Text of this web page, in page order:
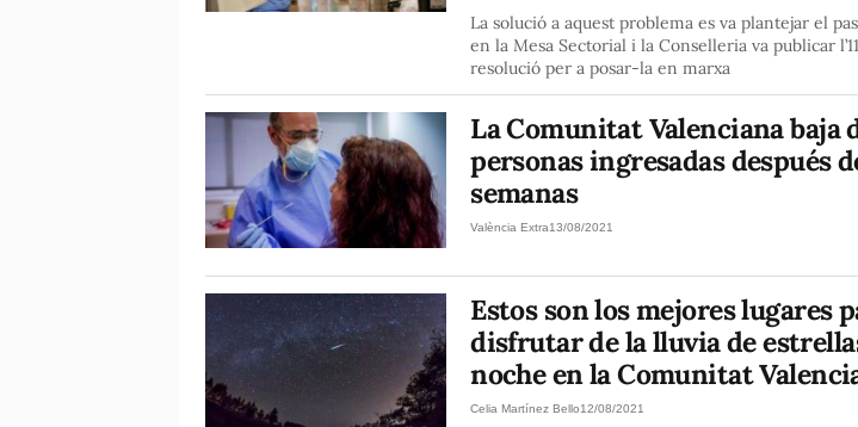
La solució a aquest problema es va plantejar el
en la Mesa Sectorial i la Conselleria va publicar
resolució per a posar-la en marxa
La Comunitat Valenciana baja
personas ingresadas después
semanas
València Extra13/08/2021
Estos son los mejores lugares
disfrutar de la lluvia de
noche en la Comunitat
Celia Martínez Bello12/08/2021